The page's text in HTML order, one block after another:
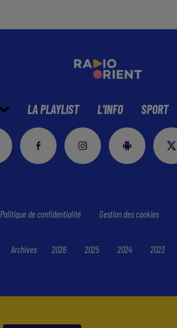
LA PLAYLIST L'INFO SPORT
Politique de confidentialité Gestion des cookies
Archives 2026 2025 2024 2023